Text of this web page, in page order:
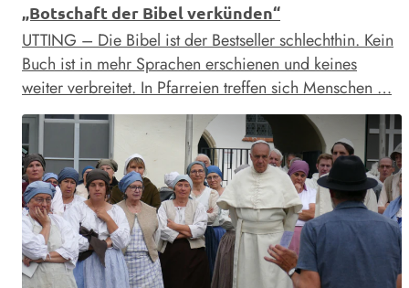
„Botschaft der Bibel verkünden“
UTTING – Die Bibel ist der Bestseller schlechthin. Kein
Buch ist in mehr Sprachen erschienen und keines
weiter verbreitet. In Pfarreien treffen sich Menschen …